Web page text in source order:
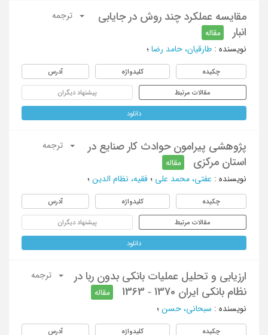
مقایسه عملکرد چند روش در جایابی
انبار
مقاله
ترجمه
نویسنده : طارقیان، حامد رضا ؛
چکیده کلیدواژه آدرس
مقالات مرتبط پیشنهاد دیگران
دانلود
پژوهشی پیرامون حوادث کار صنایع در
استان مرکزی
مقاله
ترجمه
نویسنده : عفتی، محمد علی ؛ فقیه، نظام الدین ؛
چکیده کلیدواژه آدرس
مقالات مرتبط پیشنهاد دیگران
دانلود
ارزیابی و تحلیل عملیات بانکی بدون ربا در
نظام بانکی ایران 1370 - 1363
مقاله
ترجمه
نویسنده : سبحانی، حسن ؛
چکیده کلیدواژه آدرس